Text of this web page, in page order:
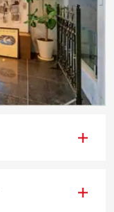
+
+